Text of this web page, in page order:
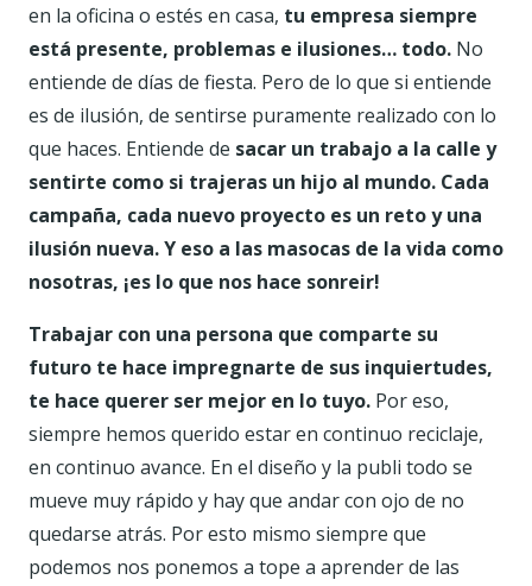
en la oficina o estés en casa, tu empresa siempre
está presente, problemas e ilusiones… todo. No
entiende de días de fiesta. Pero de lo que si entiende
es de ilusión, de sentirse puramente realizado con lo
que haces. Entiende de sacar un trabajo a la calle y
sentirte como si trajeras un hijo al mundo. Cada
campaña, cada nuevo proyecto es un reto y una
ilusión nueva. Y eso a las masocas de la vida como
nosotras, ¡es lo que nos hace sonreir!
Trabajar con una persona que comparte su
futuro te hace impregnarte de sus inquiertudes,
te hace querer ser mejor en lo tuyo. Por eso,
siempre hemos querido estar en continuo reciclaje,
en continuo avance. En el diseño y la publi todo se
mueve muy rápido y hay que andar con ojo de no
quedarse atrás. Por esto mismo siempre que
podemos nos ponemos a tope a aprender de las